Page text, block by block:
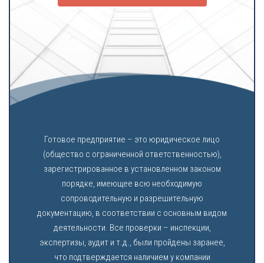
Готовое предприятие – это юридическое лицо
(общество с ограниченной ответственностью),
зарегистрированное в установленном законом
порядке, имеющее всю необходимую
сопроводительную и разрешительную
документацию, в соответствии с основным видом
деятельности. Все проверки – инспекции,
экспертизы, аудит и т.д., были пройдены заранее,
что подтверждается наличием у компании